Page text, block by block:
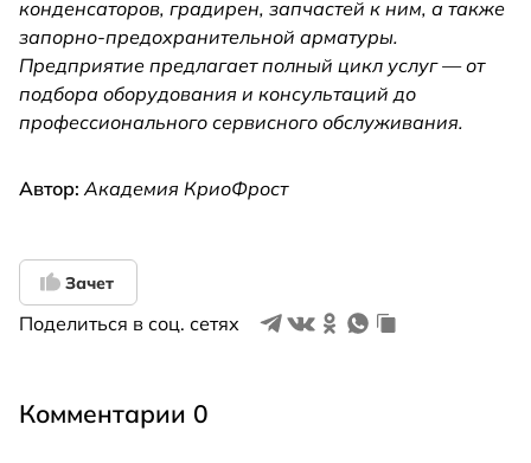
конденсаторов, градирен, запчастей к ним, а также
запорно-предохранительной арматуры.
Предприятие предлагает полный цикл услуг — от
подбора оборудования и консультаций до
профессионального сервисного обслуживания.
Автор:Академия КриоФрост
Зачет
Поделиться в соц. сетях
Комментарии 0